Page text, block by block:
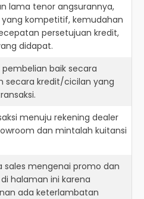
lama tenor angsurannya,
kompetitif, kemudahan
persetujuan kredit,
didapat.
baik secara
secara kredit/cicilan yang
menuju rekening dealer
dan mintalah kuitansi
sales mengenai promo dan
halaman ini karena
ada keterlambatan